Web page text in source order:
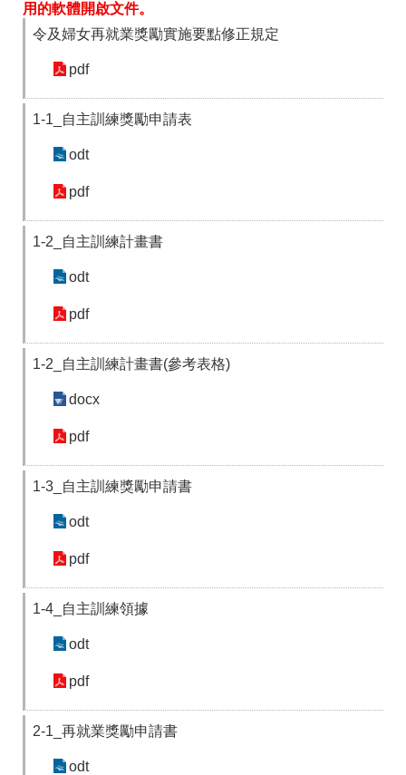
用的軟體開啟文件。
令及婦女再就業獎勵實施要點修正規定
pdf
1-1_自主訓練獎勵申請表
odt
pdf
1-2_自主訓練計畫書
odt
pdf
1-2_自主訓練計畫書(參考表格)
docx
pdf
1-3_自主訓練獎勵申請書
odt
pdf
1-4_自主訓練領據
odt
pdf
2-1_再就業獎勵申請書
odt